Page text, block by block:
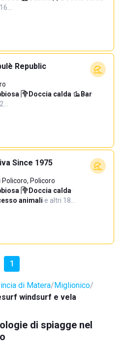
Republic
· Doccia calda· Bar·
Since 1975
Policoro, Policoro
· Doccia calda·
animali·e altri 18…
1
di Matera Miglionico
windsurf e vela
di spiagge nel